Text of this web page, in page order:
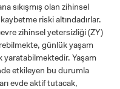
sıkışmış olan zihinsel
riski altındadırlar.
zihinsel yetersizliği (ZY)
günlük yaşam
yaratabilmektedir. Yaşam
etkileyen bu durumla
evde aktif tutacak,